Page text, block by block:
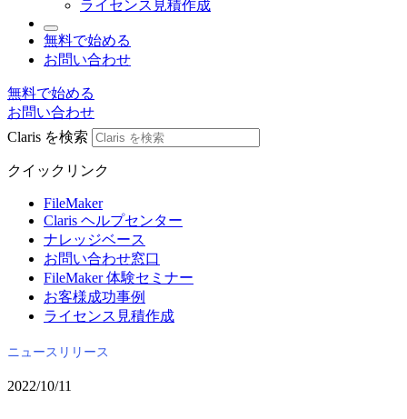
ライセンス見積作成
無料で始める
お問い合わせ
無料で始める
お問い合わせ
Claris を検索
クイックリンク
FileMaker
Claris ヘルプセンター
ナレッジベース
お問い合わせ窓口
FileMaker 体験セミナー
お客様成功事例
ライセンス見積作成
ニュースリリース
2022/10/11